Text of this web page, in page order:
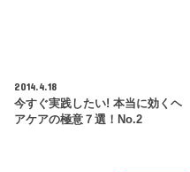
2014.4.18
今すぐ実践したい! 本当に効くヘ
アケアの極意７選！no.2